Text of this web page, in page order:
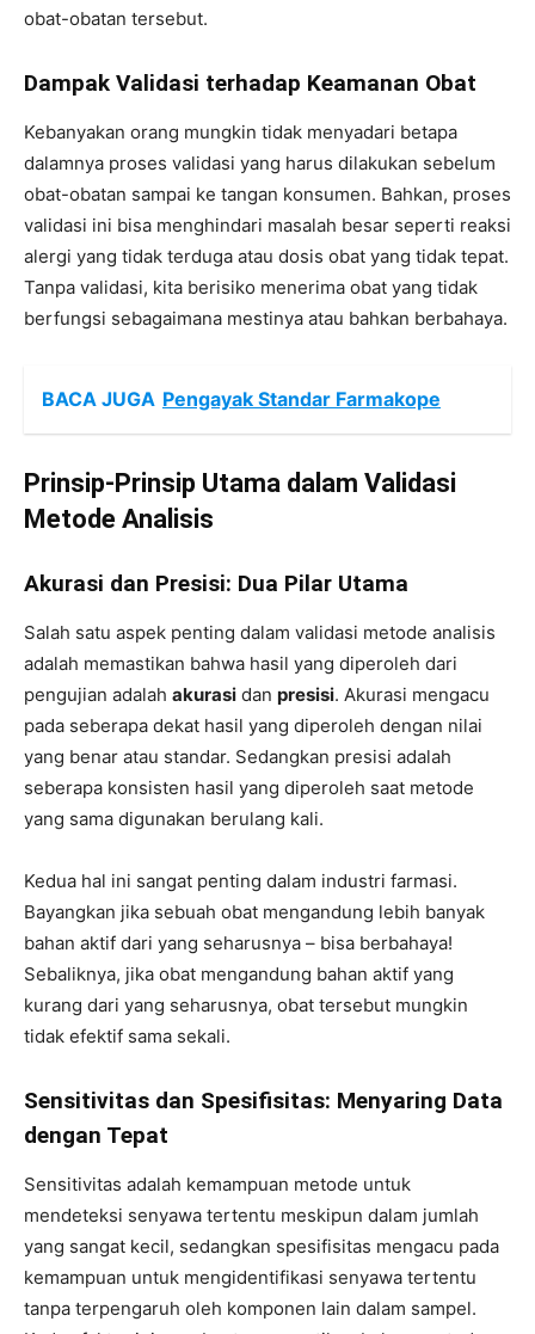
obat-obatan tersebut.
Dampak Validasi terhadap Keamanan Obat
Kebanyakan orang mungkin tidak menyadari betapa
dalamnya proses validasi yang harus dilakukan sebelum
obat-obatan sampai ke tangan konsumen. Bahkan, proses
validasi ini bisa menghindari masalah besar seperti reaksi
alergi yang tidak terduga atau dosis obat yang tidak tepat.
Tanpa validasi, kita berisiko menerima obat yang tidak
berfungsi sebagaimana mestinya atau bahkan berbahaya.
BACA JUGA Pengayak Standar Farmakope
Prinsip-Prinsip Utama dalam Validasi
Metode Analisis
Akurasi dan Presisi: Dua Pilar Utama
Salah satu aspek penting dalam validasi metode analisis
adalah memastikan bahwa hasil yang diperoleh dari
pengujian adalah akurasi dan presisi. Akurasi mengacu
pada seberapa dekat hasil yang diperoleh dengan nilai
yang benar atau standar. Sedangkan presisi adalah
seberapa konsisten hasil yang diperoleh saat metode
yang sama digunakan berulang kali.
Kedua hal ini sangat penting dalam industri farmasi.
Bayangkan jika sebuah obat mengandung lebih banyak
bahan aktif dari yang seharusnya – bisa berbahaya!
Sebaliknya, jika obat mengandung bahan aktif yang
kurang dari yang seharusnya, obat tersebut mungkin
tidak efektif sama sekali.
Sensitivitas dan Spesifisitas: Menyaring Data
dengan Tepat
Sensitivitas adalah kemampuan metode untuk
mendeteksi senyawa tertentu meskipun dalam jumlah
yang sangat kecil, sedangkan spesifisitas mengacu pada
kemampuan untuk mengidentifikasi senyawa tertentu
tanpa terpengaruh oleh komponen lain dalam sampel.